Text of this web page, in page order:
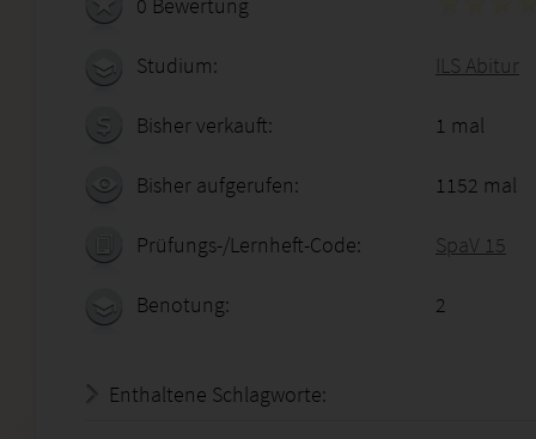
Studium: ILS Abitur
Bisher verkauft: 1 mal
Bisher aufgerufen: 1152 mal
Prüfungs-/Lernheft-Code: SpaV 15
Benotung: 2
Enthaltene Schlagworte: